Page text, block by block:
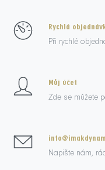
Rychlá
Při rychlé
Můj účet
Zde se můžete
Napište nám,